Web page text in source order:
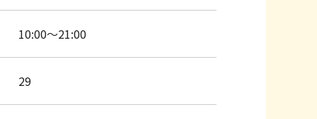
10:00～21:00
29